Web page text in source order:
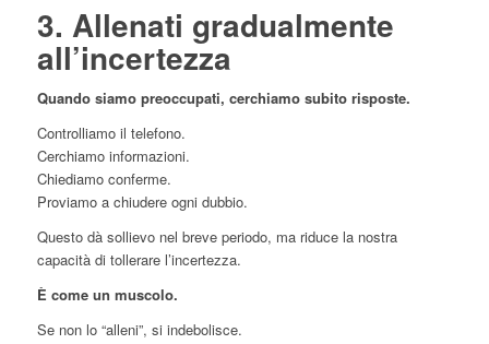
3. Allenati gradualmente
all’incertezza
Quando siamo preoccupati, cerchiamo subito risposte.
Controlliamo il telefono.
Cerchiamo informazioni.
Chiediamo conferme.
Proviamo a chiudere ogni dubbio.
Questo dà sollievo nel breve periodo, ma riduce la nostra
capacità di tollerare l’incertezza.
È come un muscolo.
Se non lo “alleni”, si indebolisce.